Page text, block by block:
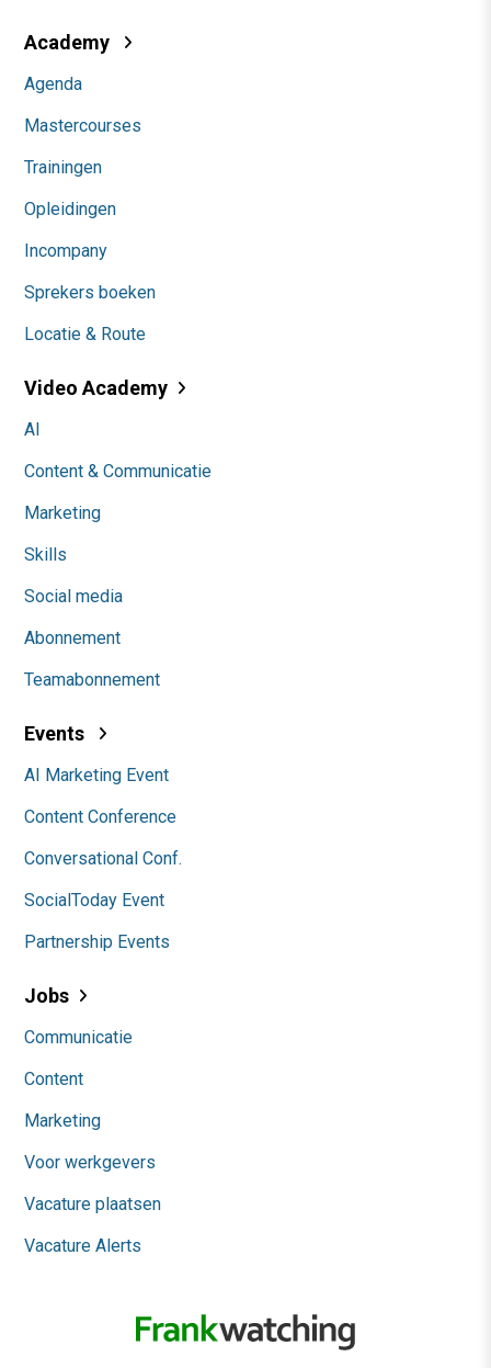
Academy
Agenda
Mastercourses
Trainingen
Opleidingen
Incompany
Sprekers boeken
Locatie & Route
Video Academy
AI
Content & Communicatie
Marketing
Skills
Social media
Abonnement
Teamabonnement
Events
AI Marketing Event
Content Conference
Conversational Conf.
SocialToday Event
Partnership Events
Jobs
Communicatie
Content
Marketing
Voor werkgevers
Vacature plaatsen
Vacature Alerts